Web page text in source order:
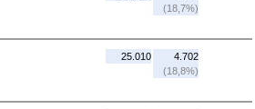
(18,7%)
25.010
4.702
(18,8%)